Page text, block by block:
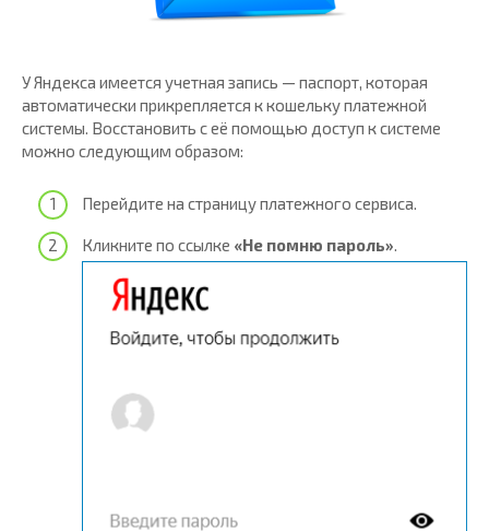
У Яндекса имеется учетная запись — паспорт, которая
автоматически прикрепляется к кошельку платежной
системы. Восстановить с её помощью доступ к системе
можно следующим образом:
Перейдите на страницу платежного сервиса.
Кликните по ссылке «Не помню пароль».